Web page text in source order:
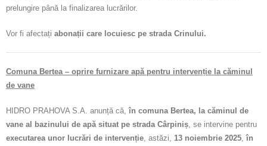
prelungire până la finalizarea lucrărilor.
Vor fi afectați abonații care locuiesc pe strada Crinului.
Comuna Bertea – oprire furnizare apă pentru intervenție la căminul
de vane
HIDRO PRAHOVA S.A. anunță că,în comuna Bertea, la căminul de
vane al bazinului de apă situat pe strada Cârpiniș , se intervine pentru
executarea unor lucrări de intervenție , astăzi, 13 noiembrie 2025 ,în